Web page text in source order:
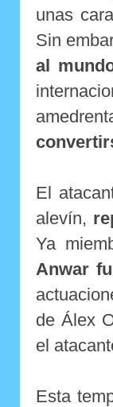
unas
Sin
al
El
alevín,
Ya
Anwar
de Álex
el
Esta